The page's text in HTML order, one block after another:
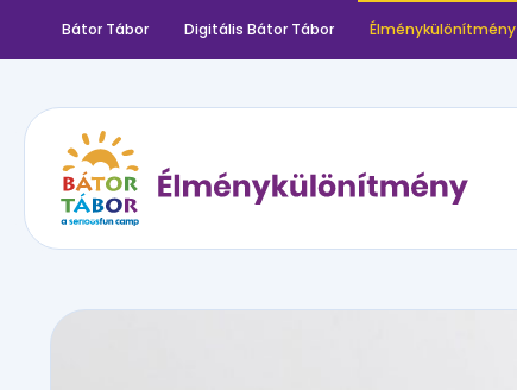
Bátor Tábor Digitális Bátor Tábor Élménykülönítmény